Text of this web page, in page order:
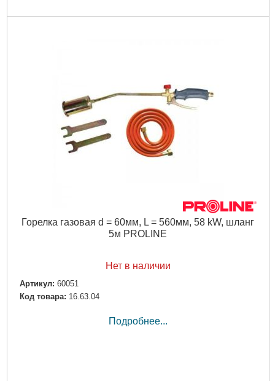
Горелка газовая d = 60мм, L = 560мм, 58 kW, шланг
5м PROLINE
Нет в наличии
Артикул: 60051
Код товара: 16.63.04
Подробнее...